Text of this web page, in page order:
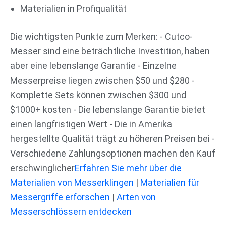
Materialien in Profiqualität
Die wichtigsten Punkte zum Merken: - Cutco-
Messer sind eine beträchtliche Investition, haben
aber eine lebenslange Garantie - Einzelne
Messerpreise liegen zwischen $50 und $280 -
Komplette Sets können zwischen $300 und
$1000+ kosten - Die lebenslange Garantie bietet
einen langfristigen Wert - Die in Amerika
hergestellte Qualität trägt zu höheren Preisen bei -
Verschiedene Zahlungsoptionen machen den Kauf
erschwinglicherErfahren Sie mehr über die
Materialien von Messerklingen | Materialien für
Messergriffe erforschen | Arten von
Messerschlössern entdecken